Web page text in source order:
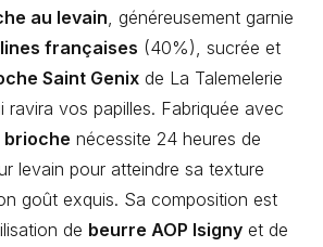
au levain , généreusement garnie
françaises (40%), sucrée et
Saint Genix de La Talemelerie
ravira vos papilles. Fabriquée avec
brioche nécessite 24 heures de
levain pour atteindre sa texture
goût exquis. Sa composition est
de beurre AOP Isignyet de